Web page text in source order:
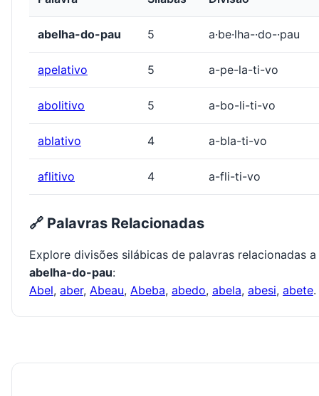
abelha-do-pau 5 a·be·lha-·do-·pau
apelativo 5 a-pe-la-ti-vo
abolitivo 5 a-bo-li-ti-vo
ablativo 4 a-bla-ti-vo
aflitivo 4 a-fli-ti-vo
🔗 Palavras Relacionadas
Explore divisões silábicas de palavras relacionadas a
abelha-do-pau:
Abel, aber, Abeau, Abeba, abedo, abela, abesi, abete.